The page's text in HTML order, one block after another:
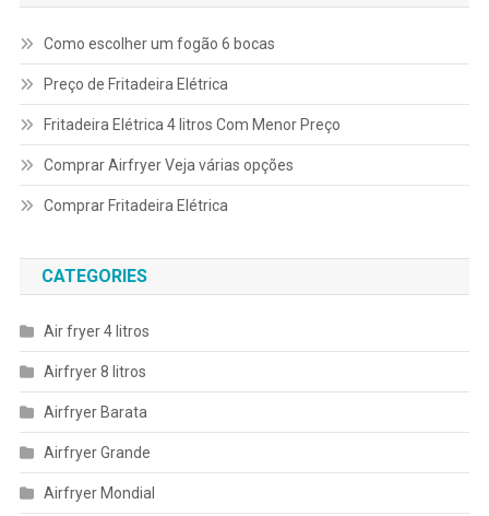
Como escolher um fogão 6 bocas
Preço de Fritadeira Elétrica
Fritadeira Elétrica 4 litros Com Menor Preço
Comprar Airfryer Veja várias opções
Comprar Fritadeira Elétrica
CATEGORIES
Air fryer 4 litros
Airfryer 8 litros
Airfryer Barata
Airfryer Grande
Airfryer Mondial